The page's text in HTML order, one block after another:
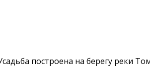
построена на берегу реки